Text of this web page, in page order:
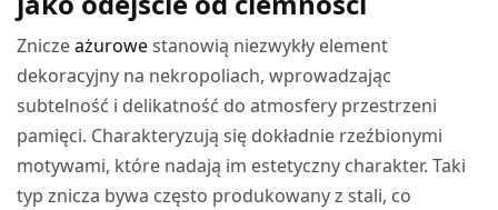
Zniczeażurowestanowią niezwykły element
dekoracyjny na nekropoliach, wprowadzając
subtelność i delikatność do atmosfery przestrzeni
pamięci. Charakteryzują się dokładnie rzeźbionymi
motywami, które nadają im estetyczny charakter. Taki
typ znicza bywa często produkowany z stali, co